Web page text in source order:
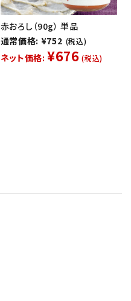
赤おろし（90g） 単品
通常価格: ¥752 (税込)
ネット価格: ¥676 (税込)